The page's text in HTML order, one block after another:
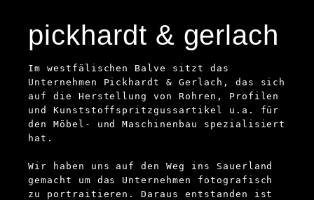
pickhardt & gerlach
Im westfälischen Balve sitzt das
Unternehmen Pickhardt & Gerlach, das sich
auf die Herstellung von Rohren, Profilen
und Kunststoffspritzgussartikel u.a. für
den Möbel- und Maschinenbau spezialisiert
hat.
Wir haben uns auf den Weg ins Sauerland
gemacht um das Unternehmen fotografisch
zu portraitieren. Daraus entstanden ist